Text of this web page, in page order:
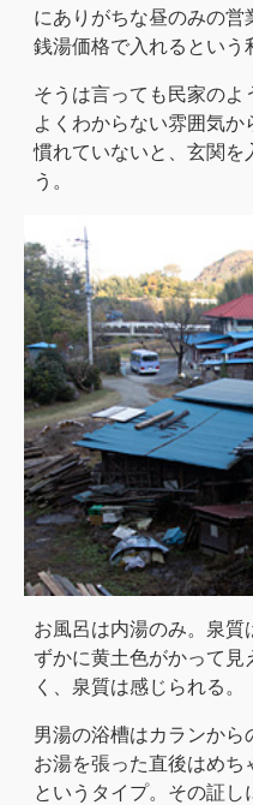
にありがちな昼のみの
銭湯価格で入れるという
そうは言っても民家の
よくわからない雰囲気
慣れていないと、玄関を
う。
お風呂は内湯のみ。泉質
ずかに黄土色がかって見
く、泉質は感じられる。
男湯の浴槽はカランから
お湯を張った直後はめち
というタイプ。その証し